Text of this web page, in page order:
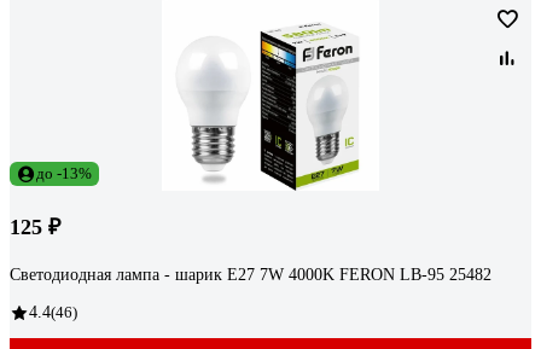
до -13%
125 ₽
Светодиодная лампа - шарик E27 7W 4000K FERON LB-95 25482
4.4(46)